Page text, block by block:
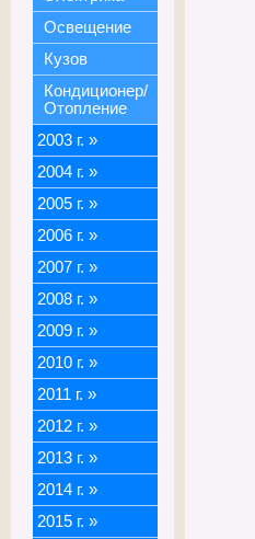
Освещение
Кузов
Кондиционер/
Отопление
2003 г. »
2004 г. »
2005 г. »
2006 г. »
2007 г. »
2008 г. »
2009 г. »
2010 г. »
2011 г. »
2012 г. »
2013 г. »
2014 г. »
2015 г. »